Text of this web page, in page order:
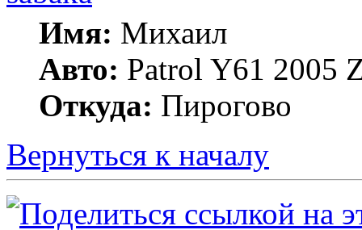
Имя: Михаил
Авто: Patrol Y61 2005
Откуда: Пирогово
Вернуться к началу